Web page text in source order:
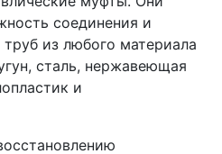
соединения и
из любого материала
сталь, нержавеющая
и